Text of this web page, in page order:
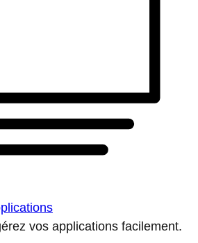
vos applications facilement.